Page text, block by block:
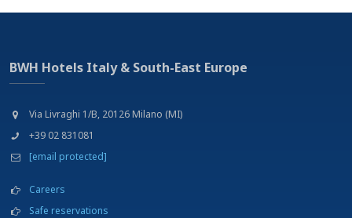
BWH Hotels Italy & South-East Europe
Via Livraghi 1/B, 20126 Milano (MI)
+39 02 831081
[email protected]
Careers
Safe reservations